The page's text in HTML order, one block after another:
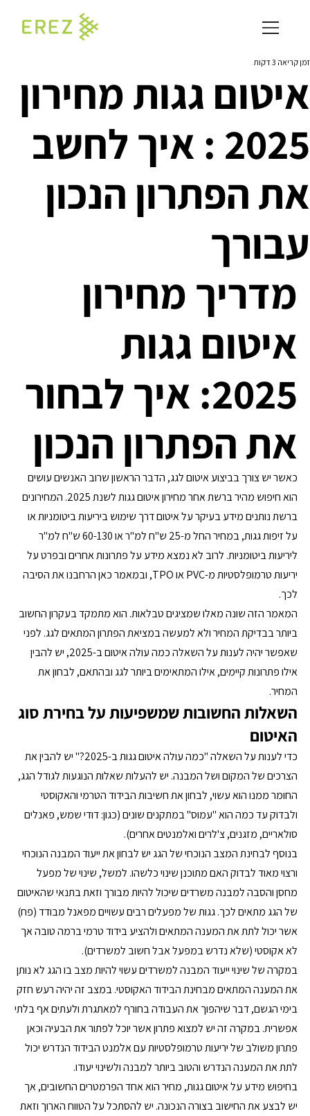
איטום גגות מחירון
2025 : איך לחשב
את הפתרון הנכון
עבורך
זמן קריאה 3 דקות
מדריך מחירון
איטום גגות
2025: איך לבחור
את הפתרון הנכון
כאשר יש צורך בביצוע איטום לגג, הדבר הראשון שרוב האנשים עושים
הוא חיפוש מהיר ברשת אחר מחירון איטום גגות לשנת 2025. המחירונים
ברשת נותנים מידע בעיקר על איטום דרך שימוש ביריעות ביטומניות או
על זיפות גגות, במחיר החל מ-25 ש"ח למ"ר או 60-130 ש"ח למ"ר
ליריעות ביטומניות. לרוב לא נמצא מידע על פתרונות אחרים ובפרט על
יריעות טרמופלסטיות מ-PVC או TPO, ובמאמר כאן הרחבנו את הסיבה
לכך.
המאמר הזה שונה מאלו שמציגים טבלאות. הוא מתמקד בעקרון החשוב
ביותר בבדיקת המחיר ולא למעשה במציאת הפתרון המתאים לגג. לפני
שאפשר יהיה לענות על השאלה כמה עולה איטום ב-2025, יש להבין
אילו פתרונות קיימים, אילו המתאימים ביותר לגג ובהתאם, לבחון את
המחיר.
השאלות החשובות שמשפיעות על בחירת סוג
האיטום
כדי לענות על השאלה "כמה עולה איטום גגות ב-2025?" יש להבין את
הצרכים של המקום ושל המבנה. יש להעלות שאלות הנוגעות לגודל הגג,
החומר ממנו הוא עשוי, לבחון את חשיבות הבידוד הטרמי והאקוסטי
ולבדוק עד כמה הוא "עמוס" במתקנים שונים (כגון: דודי שמש, פאנלים
סולאריים, מזגנים, צ'לרים ואלמנטים אחרים).
בנוסף לבחינת המצב הנוכחי של הגג יש לבחון את ייעוד המבנה הנוכחי
ורצוי מאוד לבדוק האם מתוכנן שינוי כלשהו. למשל, שינוי של מפעל
מחסן והסבה למבנה משרדים שיכול להיות מבורך וזאת בתנאי שהאיטום
של הגג מתאים לכך. גגות של מפעלים רבים עשויים מפאנל מבודד (פח)
אשר יכול לתת את המענה המתאים ולהציע בידוד טרמי ברמה טובה אך
לא אקוסטי (שלא נדרש במפעל אבל חשוב למשרדים).
במקרה של שינוי ייעוד המבנה למשרדים עשוי להיות מצב בו הגג לא נותן
את המענה המתאים מבחינת הבידוד האקוסטי. במצב זה יהיה רעש חזק
בימי הגשם, דבר שיהפוך את העבודה בחורף למאתגרת ולעתים אף בלתי
אפשרית. במקרה זה יש למצוא פתרון אשר יוכל לפתור את הבעיה וכאן
פתרון משולב של יריעות טרמופלסטיות עם אלמנט הבידוד הנדרש יכול
לתת את המענה הנדרש והטוב ביותר למבנה ולשינוי יעודו.
בחיפוש מידע על איטום גגות, מחיר הוא אחד הפרמטרים החשובים, אך
יש לבצע את החישוב בצורה הנכונה. יש להסתכל על הטווח הארוך וזאת